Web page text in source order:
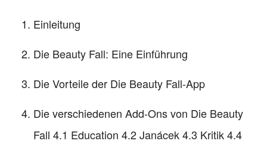
Einleitung
Die Beauty Fall: Eine Einführung
Die Vorteile der Die Beauty Fall-App
Die verschiedenen Add-Ons von Die Beauty
Fall 4.1 Education 4.2 Janácek 4.3 Kritik 4.4